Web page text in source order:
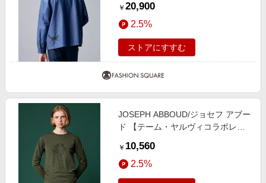
ネイビー系 LL
￥ 20,900
2.5%
ストアにすすむ
JOSEPH ABBOUD/ジョセフ アブー
ド 【テーム・ヤルヴィコラボレー
グレース天竺 ロングスリーブ Tシ
ャツ カーキ系 S
￥ 10,560
2.5%